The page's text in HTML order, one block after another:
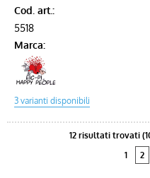
Cod. art.:
5518
Marca:
12 risultati trovati
1
2